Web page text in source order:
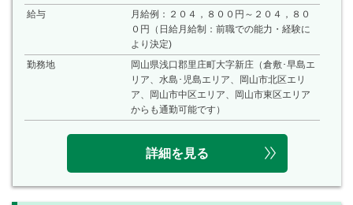
給与
月給例：２０４，８００円～２０４，８０
０円（日給月給制：前職での能力・経験に
より決定)
勤務地
岡山県浅口郡里庄町大字新庄（倉敷･早島エ
リア、水島･児島エリア、岡山市北区エリ
ア、岡山市中区エリア、岡山市東区エリア
からも通勤可能です）
詳細を見る